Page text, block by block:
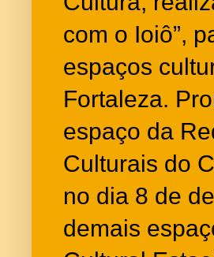
com o Ioiô”,
espaços
Fortaleza.
espaço da
Culturais do
no dia 8 de
demais